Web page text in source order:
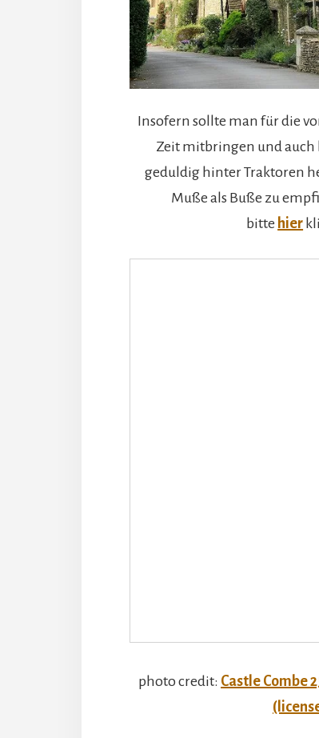
Insofern sollte man für die
Zeit mitbringen und auch
geduldig hinter Traktoren
Muße als Buße zu
bitte hier
photo credit: Castle Combe